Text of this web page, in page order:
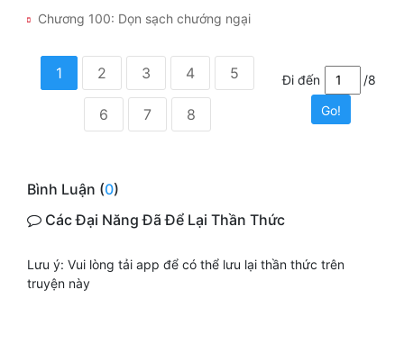
Chương 100: Dọn sạch chướng ngại
1 2 3 4 5
6 7 8
Đi đến
/8
Go!
Bình Luận (0)
Các Đại Năng Đã Để Lại Thần Thức
Lưu ý: Vui lòng tải app để có thể lưu lại thần thức trên
truyện này